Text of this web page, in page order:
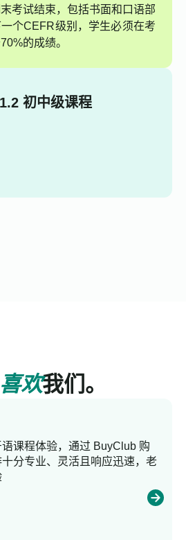
考试结束，包括书面和口语部
个CEFR级别，学生必须在考
的成绩。
初中级课程
喜欢我们。
课程体验，通过 BuyClub 购
分专业、灵活且响应迅速，老